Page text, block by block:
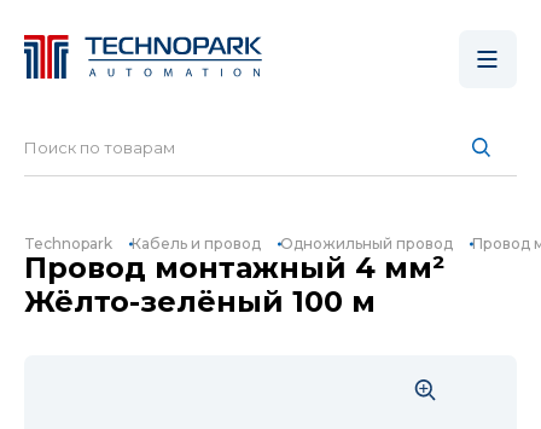
Technopark Кабель и провод Одножильный провод Провод
Провод монтажный 4 мм²
Жёлто-зелёный 100 м